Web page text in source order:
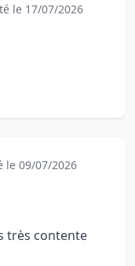
le 17/07/2026
le 09/07/2026
très contente